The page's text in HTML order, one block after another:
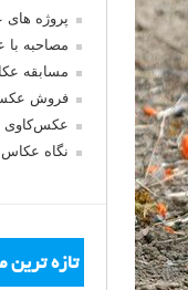
پروژه
مصاحبه با
مسابقه
فروش
عکس‌کاوی
نگاه عکاس
تازه ترین